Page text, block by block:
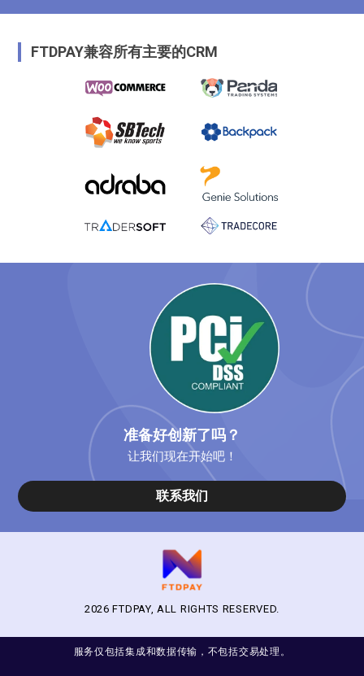
FTDPAY兼容所有主要的CRM
准备好创新了吗？
让我们现在开始吧！
联系我们
2026 FTDPAY, ALL RIGHTS RESERVED.
服务仅包括集成和数据传输，不包括交易处理。